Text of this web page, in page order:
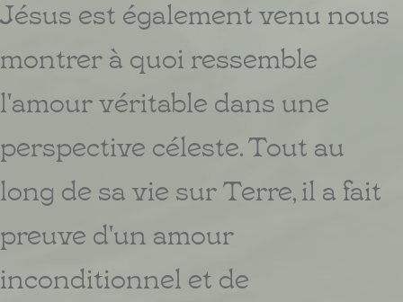
Jésus est également venu nous
montrer à quoi ressemble
l'amour véritable dans une
perspective céleste. Tout au
long de sa vie sur Terre, il a fait
preuve d'un amour
inconditionnel et de